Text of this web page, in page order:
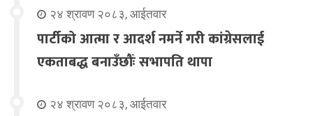
२४ श्रावण २०८३, आईतवार
पार्टीको आत्मा र आदर्श नमर्ने गरी कांग्रेसलाई
एकताबद्ध बनाउँछौंः सभापति थापा
२४ श्रावण २०८३, आईतवार